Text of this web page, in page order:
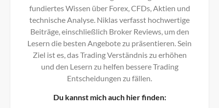
fundiertes Wissen über Forex, CFDs, Aktien und
technische Analyse. Niklas verfasst hochwertige
Beiträge, einschließlich Broker Reviews, um den
Lesern die besten Angebote zu präsentieren. Sein
Ziel ist es, das Trading Verständnis zu erhöhen
und den Lesern zu helfen bessere Trading
Entscheidungen zu fällen.
Du kannst mich auch hier finden: